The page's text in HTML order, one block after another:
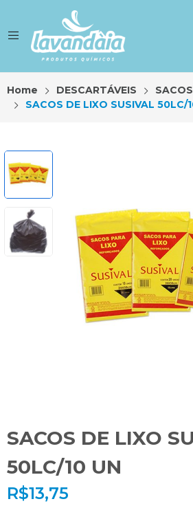
Home DESCARTÁVEIS
SACOS DE LIXO SUSIVAL 50LC/
SACOS DE LIXO
50LC/10 UN
R$13,75